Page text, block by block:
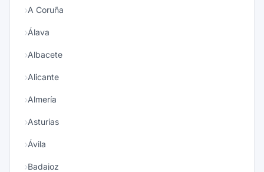
A Coruña
Álava
Albacete
Alicante
Almería
Asturias
Ávila
Badajoz